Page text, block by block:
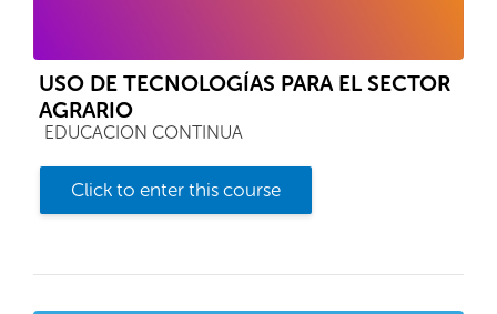
USO DE TECNOLOGÍAS PARA EL SECTOR
AGRARIO
Course category
EDUCACION CONTINUA
Click to enter this course